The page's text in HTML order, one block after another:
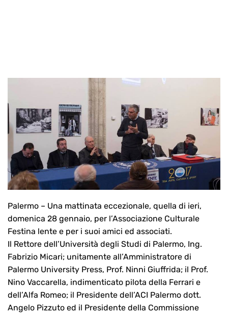
Palermo – Una mattinata eccezionale, quella di ieri,
domenica 28 gennaio, per l’Associazione Culturale
Festina lente e per i suoi amici ed associati.
Il Rettore dell’Università degli Studi di Palermo, Ing.
Fabrizio Micari; unitamente all’Amministratore di
Palermo University Press, Prof. Ninni Giuffrida; il Prof.
Nino Vaccarella, indimenticato pilota della Ferrari e
dell’Alfa Romeo; il Presidente dell’ACI Palermo dott.
Angelo Pizzuto ed il Presidente della Commissione